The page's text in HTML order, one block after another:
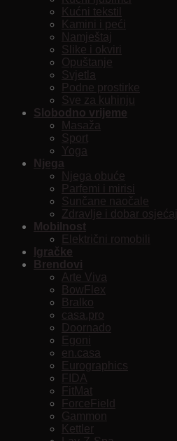
Kućni tekstil
Kamini i peći
Namještaj
Slike i okviri
Opuštanje
Svjetla
Podne prostirke
Sve za kuhinju
Slobodno vrijeme
Masaža
Sport
Yoga
Njega
Njega obuće
Parfemi i mirisi
Sunčane naočale
Zdravlje i dobar osjećaj
Mobilnost
Električni romobili
Igračke
Brendovi
Arte Viva
BowFlex
Bralko
casa.pro
Doornado
Egoni
en.casa
Eurographics
FIDA
FitMat
ForceField
Gammon
Kettler